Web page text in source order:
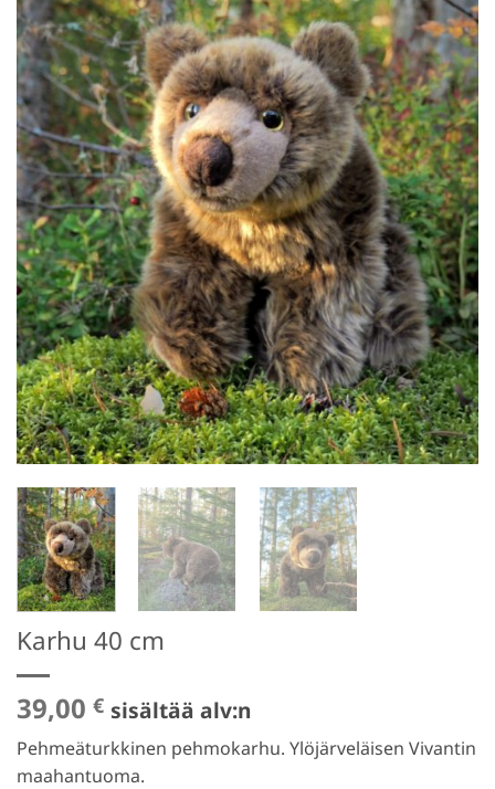
Karhu 40 cm
39,00 € sisältää alv:n
Pehmeäturkkinen pehmokarhu. Ylöjärveläisen Vivantin
maahantuoma.